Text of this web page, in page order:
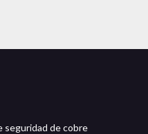
seguridad de cobre